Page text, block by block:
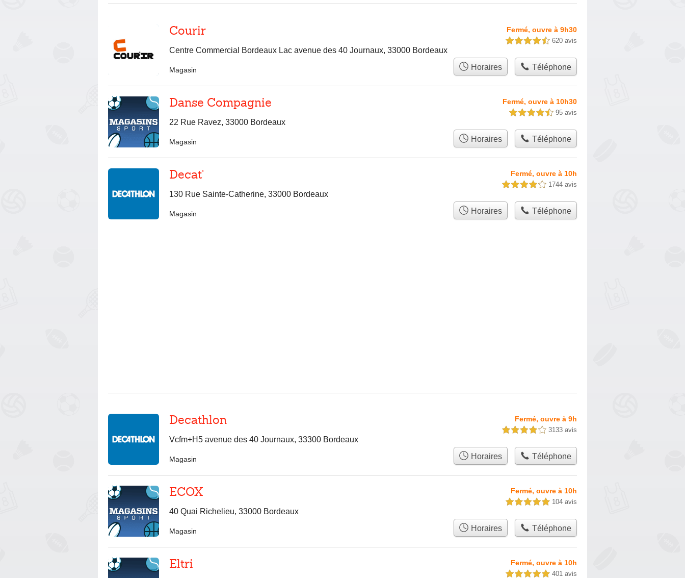
Courir
Centre Commercial Bordeaux Lac avenue des 40 Journaux, 33000 Bordeaux
Fermé, ouvre à 9h30
4,5 étoiles sur 5 620 avis
Magasin Horaires Téléphone
Danse Compagnie
22 Rue Ravez, 33000 Bordeaux
Fermé, ouvre à 10h30
4,5 étoiles sur 5 95 avis
Magasin Horaires Téléphone
Decat'
130 Rue Sainte-Catherine, 33000 Bordeaux
Fermé, ouvre à 10h
4,0 étoiles sur 5 1744 avis
Magasin Horaires Téléphone
Decathlon
Vcfm+H5 avenue des 40 Journaux, 33300 Bordeaux
Fermé, ouvre à 9h
4,0 étoiles sur 5 3133 avis
Magasin Horaires Téléphone
ECOX
40 Quai Richelieu, 33000 Bordeaux
Fermé, ouvre à 10h
5,0 étoiles sur 5 104 avis
Magasin Horaires Téléphone
Eltri Fermé, ouvre à 10h
5,0 étoiles sur 5 401 avis